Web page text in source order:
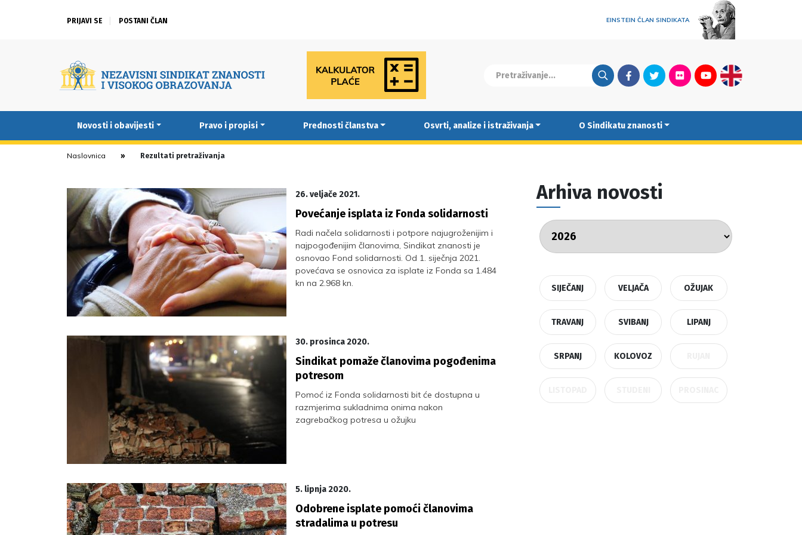
PRIJAVI SE POSTANI ČLAN EINSTEIN ČLAN SINDIKATA
FacebookTwitterFlickrYoutubeEnglish
Novosti i obavijesti Pravo i propisi Prednosti članstva Osvrti, analize i istraživanja O Sindikatu znanosti
Naslovnica Rezultati pretraživanja
26. veljače 2021.
Povećanje isplata iz Fonda solidarnosti
Radi načela solidarnosti i potpore najugroženijim i
najpogođenijim članovima, Sindikat znanosti je
osnovao Fond solidarnosti. Od 1. siječnja 2021.
povećava se osnovica za isplate iz Fonda sa 1.484
kn na 2.968 kn.
30. prosinca 2020.
Sindikat pomaže članovima pogođenima
potresom
Pomoć iz Fonda solidarnosti bit će dostupna u
razmjerima sukladnima onima nakon
zagrebačkog potresa u ožujku
5. lipnja 2020.
Odobrene isplate pomoći članovima
stradalima u potresu
Arhiva novosti
SIJEČANJ VELJAČA OŽUJAK
TRAVANJ SVIBANJ LIPANJ
SRPANJ KOLOVOZ